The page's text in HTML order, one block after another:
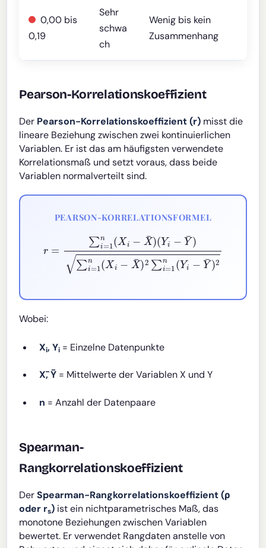
0,00 bis
0,19
Sehr
schwa
ch
Wenig bis kein
Zusammenhang
Pearson-Korrelationskoeffizient
Der Pearson-Korrelationskoeffizient (r) misst die
lineare Beziehung zwischen zwei kontinuierlichen
Variablen. Er ist das am häufigsten verwendete
Korrelationsmaß und setzt voraus, dass beide
Variablen normalverteilt sind.
PEARSON-KORRELATIONSFORMEL
r= ∑i=1 i−X¯)
∑i=1n Xi− 2∑i=1n Yi−Y
Wobei:
Xi, Yi = Einzelne Datenpunkte
X̄, Ȳ = Mittelwerte der Variablen X und Y
n = Anzahl der Datenpaare
Spearman-
Rangkorrelationskoeffizient
DerSpearman-Rangkorrelationskoeffizient (ρ
oder rs) ist ein nichtparametrisches Maß, das
monotone Beziehungen zwischen Variablen
bewertet. Er verwendet Rangdaten anstelle von